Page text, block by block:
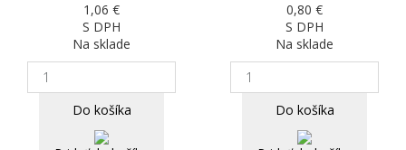
1,06 €
S DPH
Na sklade
Do košíka
0,80 €
S DPH
Na sklade
Do košíka